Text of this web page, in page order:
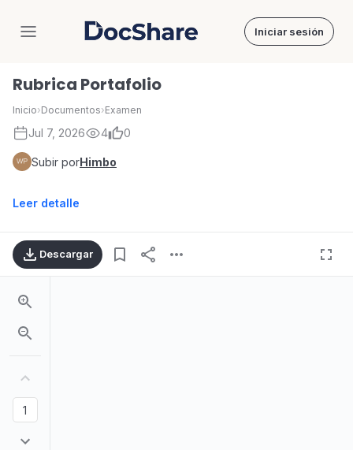
DocShare Iniciar sesión
Rubrica Portafolio
Inicio›Documentos›Examen
Jul 7, 2026 4 0
Subir porHimbo
Leer detalle
Descargar